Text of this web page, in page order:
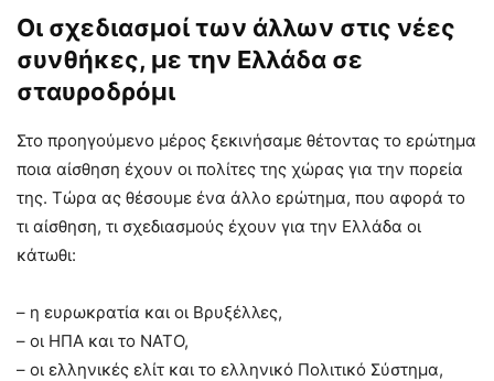
Οι σχεδιασμοί των άλλων στις νέες
συνθήκες, με την Ελλάδα σε
σταυροδρόμι
Στο προηγούμενο μέρος ξεκινήσαμε θέτοντας το ερώτημα
ποια αίσθηση έχουν οι πολίτες της χώρας για την πορεία
της. Τώρα ας θέσουμε ένα άλλο ερώτημα, που αφορά το
τι αίσθηση, τι σχεδιασμούς έχουν για την Ελλάδα οι
κάτωθι:
– η ευρωκρατία και οι Βρυξέλλες,
– οι ΗΠΑ και το ΝΑΤΟ,
– οι ελληνικές ελίτ και το ελληνικό Πολιτικό Σύστημα,